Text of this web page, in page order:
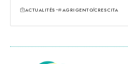
ACTUALITÉS AGRIGENTOCRESCITA